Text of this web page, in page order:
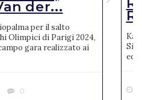
der...
per il salto
Olimpici di Parigi 2024,
gara realizzato ai
0